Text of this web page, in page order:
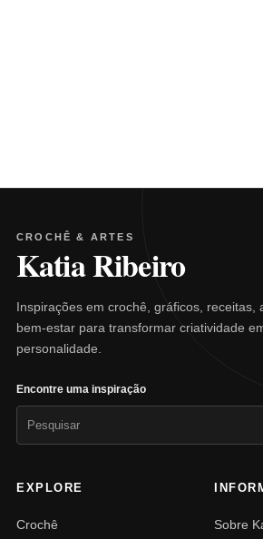
CROCHÊ & ARTES
Katia Ribeiro
Inspirações em crochê, gráficos, receitas,
bem-estar para transformar criatividade
personalidade.
Encontre uma inspiração
EXPLORE
Crochê Sobre